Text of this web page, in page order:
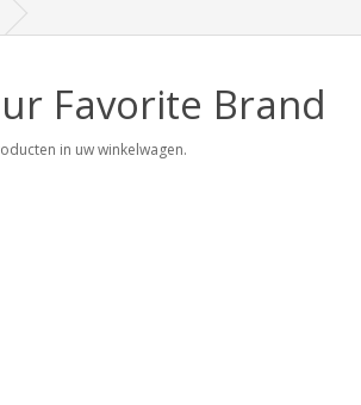
Favorite Brand
in uw winkelwagen.